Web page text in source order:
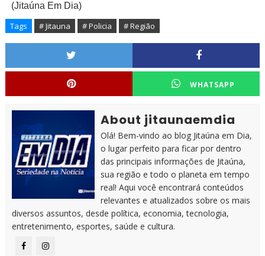
(Jitaúna Em Dia)
Tags # Jitauna # Policia # Região
WHATSAPP
About jitaunaemdia
Olá! Bem-vindo ao blog Jitaúna em Dia,
o lugar perfeito para ficar por dentro
das principais informações de Jitaúna,
sua região e todo o planeta em tempo
real! Aqui você encontrará conteúdos
relevantes e atualizados sobre os mais
diversos assuntos, desde política, economia, tecnologia,
entretenimento, esportes, saúde e cultura.